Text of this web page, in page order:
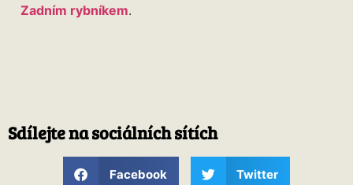
Zadním rybníkem.
Sdílejte na sociálních sítích
Facebook Twitter